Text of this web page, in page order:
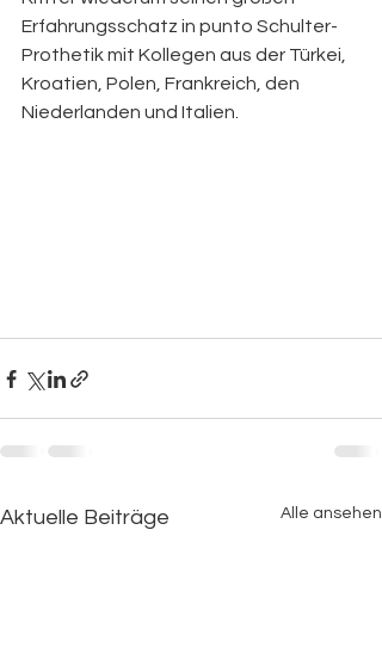
Erfahrungsschatz in punto Schulter-
Prothetik mit Kollegen aus der Türkei,
Kroatien, Polen, Frankreich, den
Niederlanden und Italien.
Aktuelle Beiträge Alle ansehen